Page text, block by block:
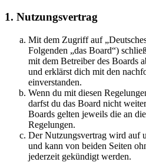
1. Nutzungsvertrag
Mit dem Zugriff auf
Folgenden „das Board“)
mit dem Betreiber des Boards
und erklärst dich mit den
einverstanden.
Wenn du mit diesen
darfst du das Board nicht
Boards gelten jeweils die an
Regelungen.
Der Nutzungsvertrag wird auf
und kann von beiden Seiten
jederzeit gekündigt werden.